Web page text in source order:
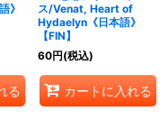
》
る
ス/Venat, Heart of
Hydaelyn《日本語》
【FIN】
60円(税込)
カートに入れる